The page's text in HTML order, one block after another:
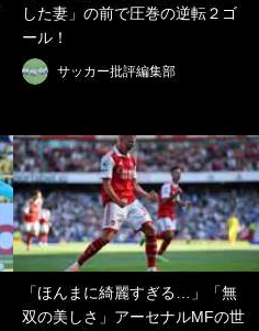
した妻」の前で圧巻の逆転２ゴ
ール！
サッカー批評編集部
「ほんまに綺麗すぎる…」「無
双の美しさ」アーセナルMFの世